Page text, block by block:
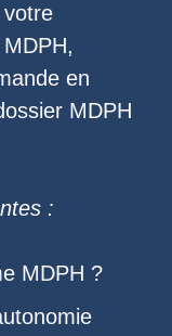
,
en
MDPH
:
MDPH ?